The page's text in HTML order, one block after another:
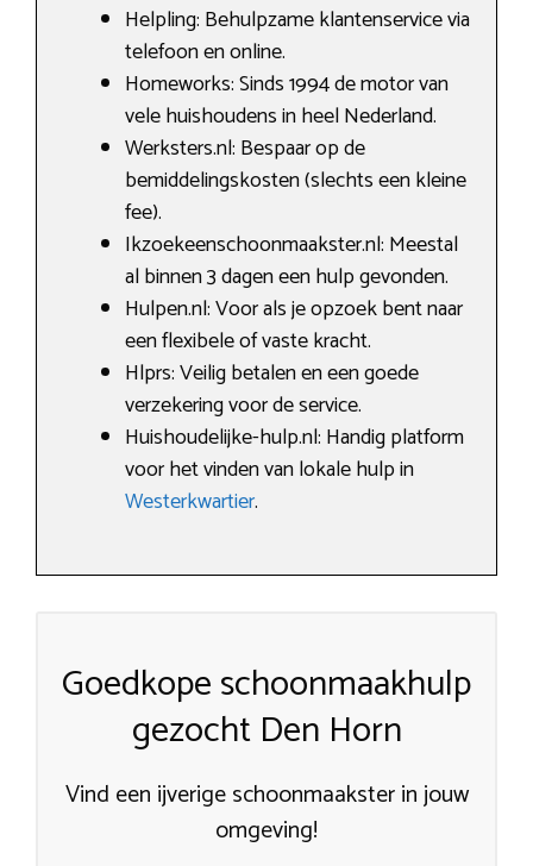
Helpling: Behulpzame klantenservice via
telefoon en online.
Homeworks: Sinds 1994 de motor van
vele huishoudens in heel Nederland.
Werksters.nl: Bespaar op de
bemiddelingskosten (slechts een kleine
fee).
Ikzoekeenschoonmaakster.nl: Meestal
al binnen 3 dagen een hulp gevonden.
Hulpen.nl: Voor als je opzoek bent naar
een flexibele of vaste kracht.
Hlprs: Veilig betalen en een goede
verzekering voor de service.
Huishoudelijke-hulp.nl: Handig platform
voor het vinden van lokale hulp in
Westerkwartier.
Goedkope schoonmaakhulp
gezocht Den Horn
Vind een ijverige schoonmaakster in jouw
omgeving!